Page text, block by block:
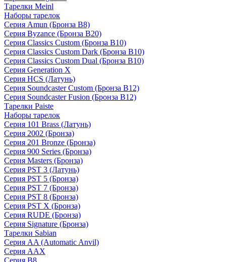
Тарелки Meinl
Наборы тарелок
Серия Amun (Бронза B8)
Серия Byzance (Бронза B20)
Серия Classics Custom (Бронза B10)
Серия Classics Custom Dark (Бронза B10)
Серия Classics Custom Dual (Бронза B10)
Серия Generation X
Серия HCS (Латунь)
Серия Soundcaster Custom (Бронза B12)
Серия Soundcaster Fusion (Бронза B12)
Тарелки Paiste
Наборы тарелок
Серия 101 Brass (Латунь)
Серия 2002 (Бронза)
Серия 201 Bronze (Бронза)
Серия 900 Series (Бронза)
Серия Masters (Бронза)
Серия PST 3 (Латунь)
Серия PST 5 (Бронза)
Серия PST 7 (Бронза)
Серия PST 8 (Бронза)
Серия PST X (Бронза)
Серия RUDE (Бронза)
Серия Signature (Бронза)
Тарелки Sabian
Серия AA (Automatic Anvil)
Серия AAX
Серия B8